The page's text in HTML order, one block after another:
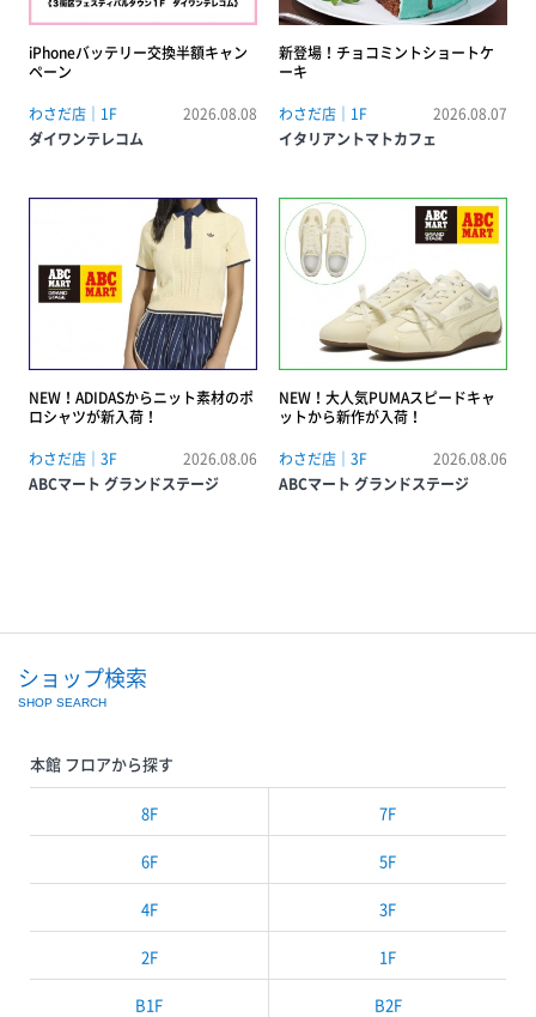
iPhoneバッテリー交換半額キャン
ペーン
わさだ店｜1F
2026.08.08
ダイワンテレコム
新登場！チョコミントショートケ
ーキ
わさだ店｜1F
2026.08.07
イタリアントマトカフェ
NEW！ADIDASからニット素材のポ
ロシャツが新入荷！
わさだ店｜3F
2026.08.06
ABCマート グランドステージ
NEW！大人気PUMAスピードキャ
ットから新作が入荷！
わさだ店｜3F
2026.08.06
ABCマート グランドステージ
ショップ検索
SHOP SEARCH
本館 フロアから探す
8F 7F
6F 5F
4F 3F
2F 1F
B1F B2F